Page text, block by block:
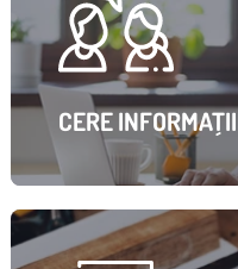
CERE INFORMAȚII